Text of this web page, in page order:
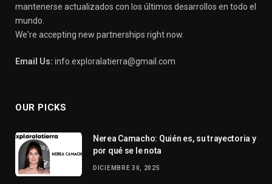
mantenerse actualizados con los últimos desarrollos en todo el
mundo.
We're accepting new partnerships right now.
Email Us: info.exploralatierra@gmail.com
OUR PICKS
Nerea Camacho: Quién es, su trayectoria y
por qué se le nota
DICIEMBRE 30, 2025